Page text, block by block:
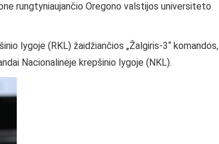
rungtyniaujančio Oregono valstijos universiteto
lygoje (RKL) žaidžiančios „Žalgiris-3“ komandos,
Nacionalinėje krepšinio lygoje (NKL).